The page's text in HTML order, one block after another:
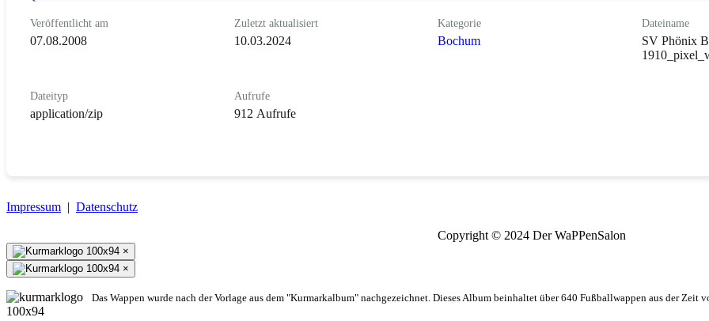
Veröffentlicht am
07.08.2008
Zuletzt aktualisiert
10.03.2024
Kategorie
Bochum
Dateiname
SV Phönix
Dateityp
application/zip
Aufrufe
912 Aufrufe
Impressum | Datenschutz
Copyright © 2024 Der WaPPenSalon
×
×
Das Wappen wurde nach der Vorlage aus dem "Kurmarkalbum" nachgezeichnet. Dieses Album beinhaltet über 640 Fußballwappen aus der Zeit